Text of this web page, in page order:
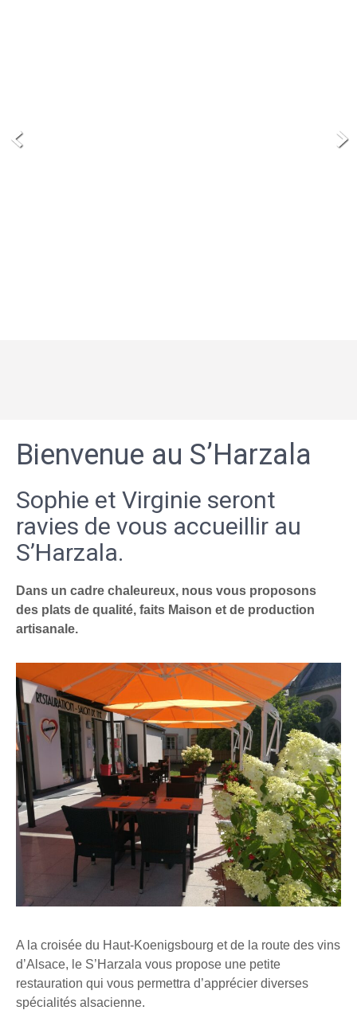
Bienvenue au S’Harzala
Sophie et Virginie seront
ravies de vous accueillir au
S’Harzala.
Dans un cadre chaleureux, nous vous proposons
des plats de qualité, faits Maison et de production
artisanale.
A la croisée du Haut-Koenigsbourg et de la route des vins
d’Alsace, le S’Harzala vous propose une petite
restauration qui vous permettra d’apprécier diverses
spécialités alsacienne.